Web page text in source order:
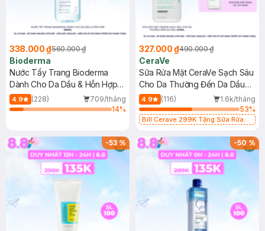
338.000 ₫560.000 ₫
Bioderma
Nước Tẩy Trang Bioderma
Dành Cho Da Dầu & Hỗn Hợp
500ml
4.9 (228)
709/tháng
14%
327.000 ₫490.000 ₫
CeraVe
Sữa Rửa Mặt CeraVe Sạch Sâu
Cho Da Thường Đến Da Dầu
473ml
4.9 (116)
1.6k/tháng
53%
Bill Cerave 299K Tặng Sữa Rửa
-53% -50%